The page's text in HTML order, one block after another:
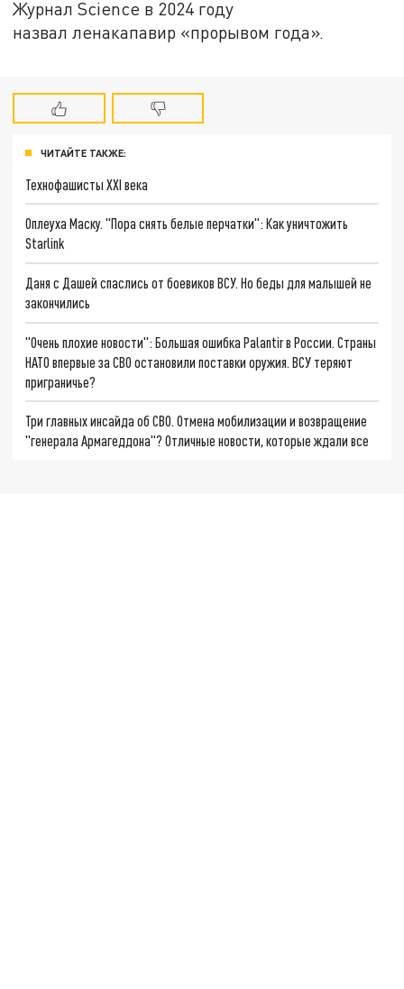
Журнал Science в 2024 году
назвал ленакапавир «прорывом года».
ЧИТАЙТЕ ТАКЖЕ:
Технофашисты XXI века
Оплеуха Маску. "Пора снять белые перчатки": Как уничтожить
Starlink
Даня с Дашей спаслись от боевиков ВСУ. Но беды для малышей не
закончились
"Очень плохие новости": Большая ошибка Palantir в России. Страны
НАТО впервые за СВО остановили поставки оружия. ВСУ теряют
приграничье?
Три главных инсайда об СВО. Отмена мобилизации и возвращение
"генерала Армагеддона"? Отличные новости, которые ждали все